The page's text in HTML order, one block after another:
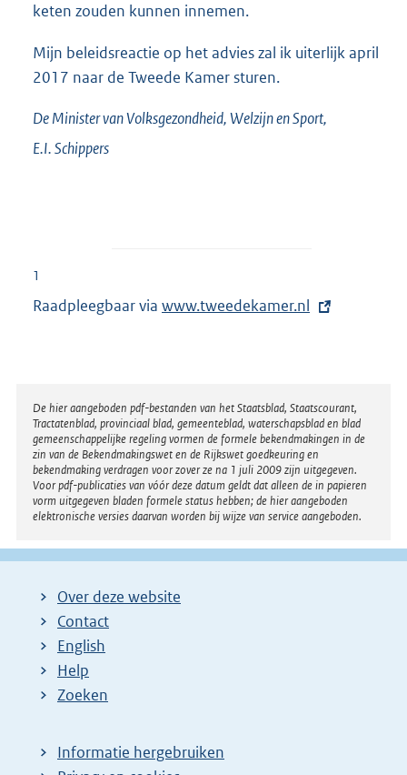
keten zouden kunnen innemen.
Mijn beleidsreactie op het advies zal ik uiterlijk april
2017 naar de Tweede Kamer sturen.
De Minister van Volksgezondheid, Welzijn en Sport,
E.I.Schippers
1
Raadpleegbaar via E
r
n
e
l
i
n
k
www.tweedekamer.nl
Disclaimer
De hier aangeboden pdf-bestanden van het Staatsblad, Staatscourant,
Tractatenblad, provinciaal blad, gemeenteblad, waterschapsblad en blad
gemeenschappelijke regeling vormen de formele bekendmakingen in de
zin van de Bekendmakingswet en de Rijkswet goedkeuring en
bekendmaking verdragen voor zover ze na 1 juli 2009 zijn uitgegeven.
Voor pdf-publicaties van vóór deze datum geldt dat alleen de in papieren
vorm uitgegeven bladen formele status hebben; de hier aangeboden
elektronische versies daarvan worden bij wijze van service aangeboden.
Over deze website
Contact
English
Help
Zoeken
Informatie hergebruiken